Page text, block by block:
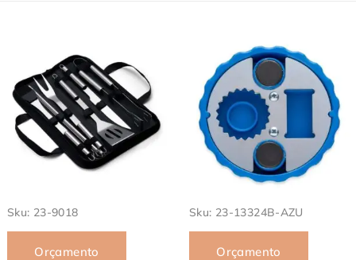
Sku:23-13324B-AZU
Orçamento
Sku:23-1346
Orçamento